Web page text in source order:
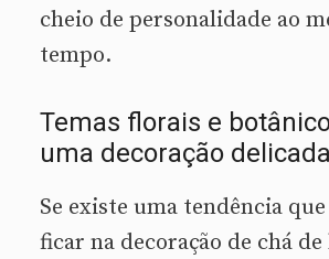
cheio de personalidade ao
tempo.
Temas florais e
uma decoração delicada
Se existe uma tendência
ficar na decoração de chá de